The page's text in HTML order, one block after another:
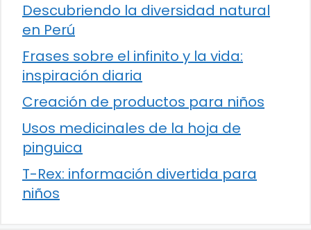
Descubriendo la diversidad natural
en Perú
Frases sobre el infinito y la vida:
inspiración diaria
Creación de productos para niños
Usos medicinales de la hoja de
pinguica
T-Rex: información divertida para
niños